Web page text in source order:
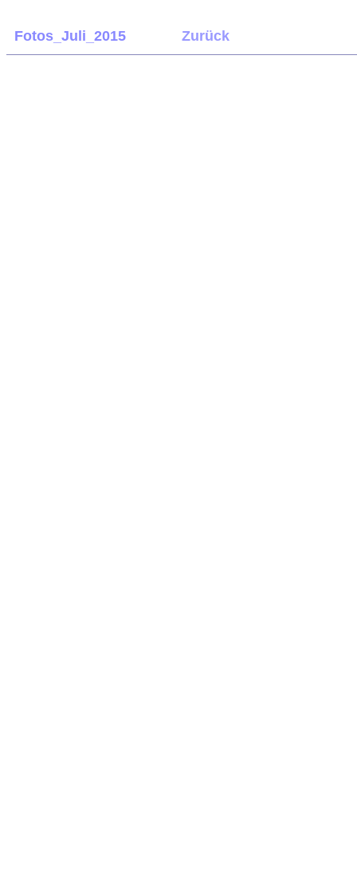
Fotos_Juli_2015 Zurück